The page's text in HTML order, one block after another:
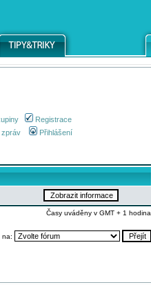
Registrace
zpráv Přihlášení
Časy uváděny v GMT + 1 hodina
na: